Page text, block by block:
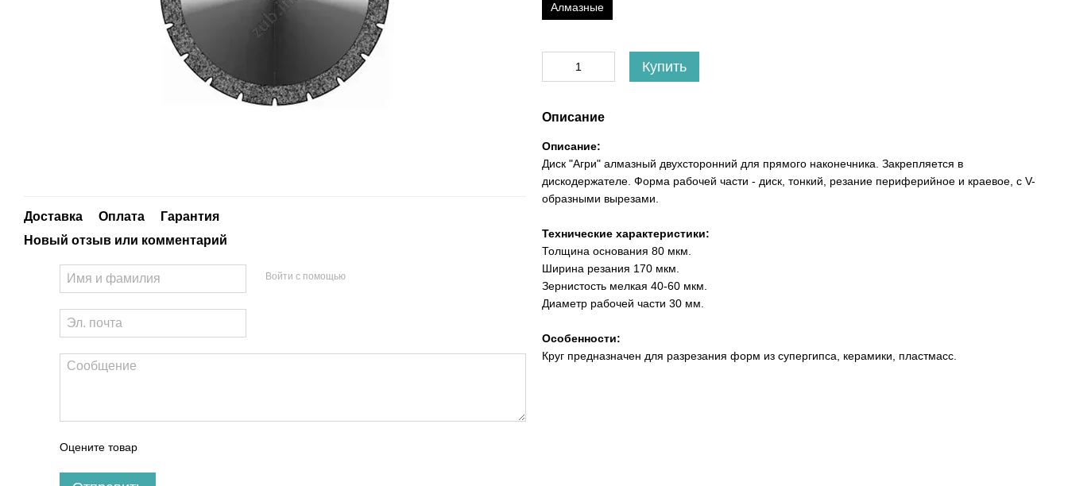
Доставка Оплата
Гарантия
Новый отзыв или комментарий
Войти с помощью
Оцените товар
Алмазные
Купить
Описание
Описание:
Диск "Агри" алмазный двухсторонний для прямого наконечника. Закрепляется в
дискодержателе. Форма рабочей части - диск, тонкий, резание периферийное и краевое, с V-
образными вырезами.
Технические характеристики:
Толщина основания 80 мкм.
Ширина резания 170 мкм.
Зернистость мелкая 40-60 мкм.
Диаметр рабочей части 30 мм.
Особенности:
Круг предназначен для разрезания форм из супергипса, керамики, пластмасс.